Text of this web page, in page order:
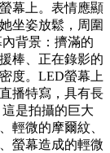
幕上。表情應顯
坐姿放鬆，周圍
背景：擠滿的
棒、正在錄影的
度。LED螢幕上
播特寫，具有長
是拍攝的巨大
輕微的摩爾紋、
螢幕造成的輕微